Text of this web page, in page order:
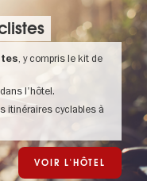
, y compris le kit de
l'hôtel.
itinéraires cyclables à
VOIR L'HÔTEL